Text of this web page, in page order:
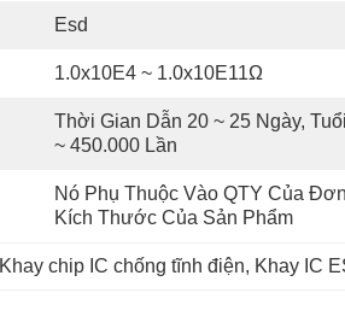
Esd
1.0x10E4 ~ 1.0x10E11Ω
Thời Gian Dẫn 20 ~ 25 Ngày,
~ 450.000 Lần
Nó Phụ Thuộc Vào QTY Của
Kích Thước Của Sản Phẩm
Khay chip IC chống tĩnh điện, Khay IC